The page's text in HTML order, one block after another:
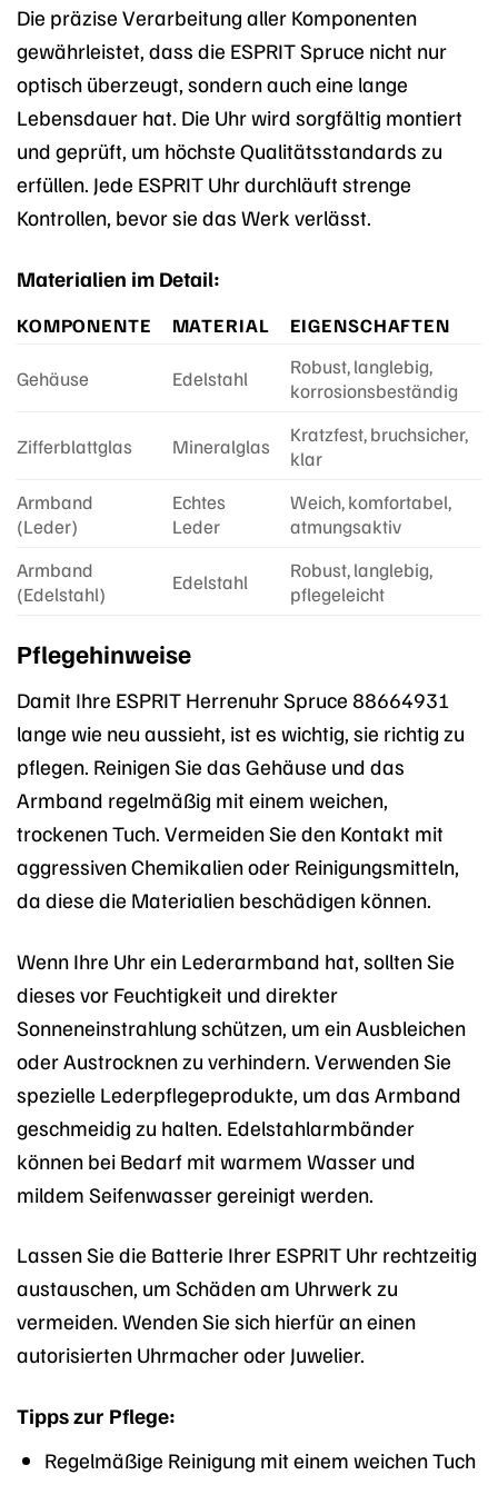
Die präzise Verarbeitung aller Komponenten
gewährleistet, dass die ESPRIT Spruce nicht nur
optisch überzeugt, sondern auch eine lange
Lebensdauer hat. Die Uhr wird sorgfältig montiert
und geprüft, um höchste Qualitätsstandards zu
erfüllen. Jede ESPRIT Uhr durchläuft strenge
Kontrollen, bevor sie das Werk verlässt.
Materialien im Detail:
KOMPONENTE MATERIAL EIGENSCHAFTEN
Gehäuse Edelstahl
Robust, langlebig,
korrosionsbeständig
Zifferblattglas Mineralglas
Kratzfest, bruchsicher,
klar
Armband
(Leder)
Echtes
Leder
Weich, komfortabel,
atmungsaktiv
Armband
(Edelstahl)
Edelstahl
Robust, langlebig,
pflegeleicht
Pflegehinweise
Damit Ihre ESPRIT Herrenuhr Spruce 88664931
lange wie neu aussieht, ist es wichtig, sie richtig zu
pflegen. Reinigen Sie das Gehäuse und das
Armband regelmäßig mit einem weichen,
trockenen Tuch. Vermeiden Sie den Kontakt mit
aggressiven Chemikalien oder Reinigungsmitteln,
da diese die Materialien beschädigen können.
Wenn Ihre Uhr ein Lederarmband hat, sollten Sie
dieses vor Feuchtigkeit und direkter
Sonneneinstrahlung schützen, um ein Ausbleichen
oder Austrocknen zu verhindern. Verwenden Sie
spezielle Lederpflegeprodukte, um das Armband
geschmeidig zu halten. Edelstahlarmbänder
können bei Bedarf mit warmem Wasser und
mildem Seifenwasser gereinigt werden.
Lassen Sie die Batterie Ihrer ESPRIT Uhr rechtzeitig
austauschen, um Schäden am Uhrwerk zu
vermeiden. Wenden Sie sich hierfür an einen
autorisierten Uhrmacher oder Juwelier.
Tipps zur Pflege:
Regelmäßige Reinigung mit einem weichen Tuch